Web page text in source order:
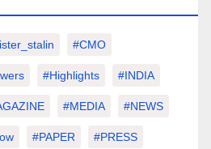
#CMO
#highlights #INDIA
#MEDIA #NEWS
#PAPER #PRESS